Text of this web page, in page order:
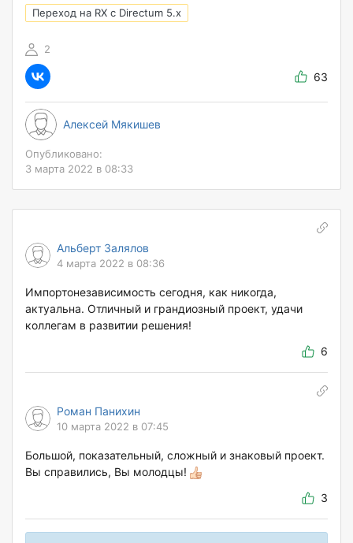
Переход на RX с Directum 5.х
2
63
Алексей Мякишев
Опубликовано:
3 марта 2022 в 08:33
Альберт Залялов
4 марта 2022 в 08:36
Импортонезависимость сегодня, как никогда,
актуальна. Отличный и грандиозный проект, удачи
коллегам в развитии решения!
6
Роман Панихин
10 марта 2022 в 07:45
Большой, показательный, сложный и знаковый проект.
Вы справились, Вы молодцы!
3